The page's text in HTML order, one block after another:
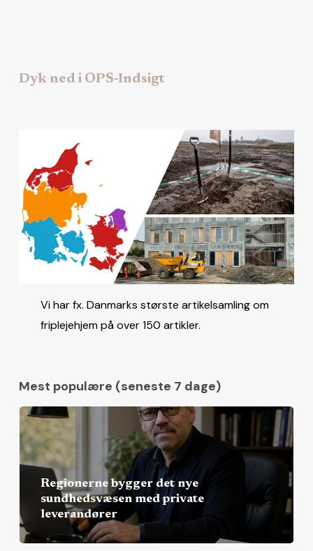
Dyk ned i OPS-Indsigt
Vi har fx. Danmarks største artikelsamling om
friplejehjem på over 150 artikler.
Mest populære (seneste 7 dage)
Regionerne bygger det nye
sundhedsvæsen med private
leverandører